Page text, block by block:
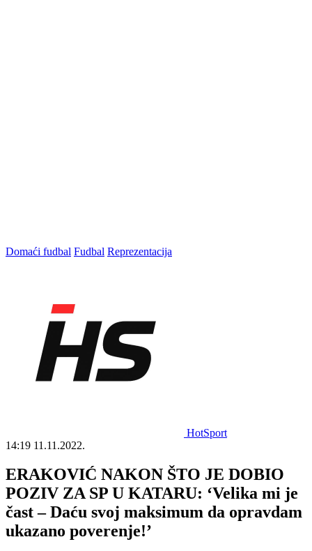
Domaći fudbal Fudbal Reprezentacija
HotSport
14:19 11.11.2022.
ERAKOVIĆ NAKON ŠTO JE DOBIO
POZIV ZA SP U KATARU: ‘Velika mi je
čast – Daću svoj maksimum da opravdam
ukazano poverenje!’